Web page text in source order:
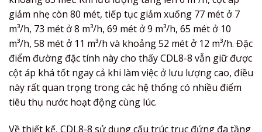
giảm nhẹ còn 80 mét, tiếp tục giảm xuống 77 mét ở 7
m³/h, 73 mét ở 8 m³/h, 69 mét ở 9 m³/h, 65 mét ở 10
m³/h, 58 mét ở 11 m³/h và khoảng 52 mét ở 12 m³/h. Đặc
điểm đường đặc tính này cho thấy CDL8-8 vẫn giữ được
cột áp khá tốt ngay cả khi làm việc ở lưu lượng cao, điều
này rất quan trọng trong các hệ thống có nhiều điểm
tiêu thụ nước hoạt động cùng lúc.
Về thiết kế, CDL8-8 sử dụng cấu trúc trục đứng đa tầng